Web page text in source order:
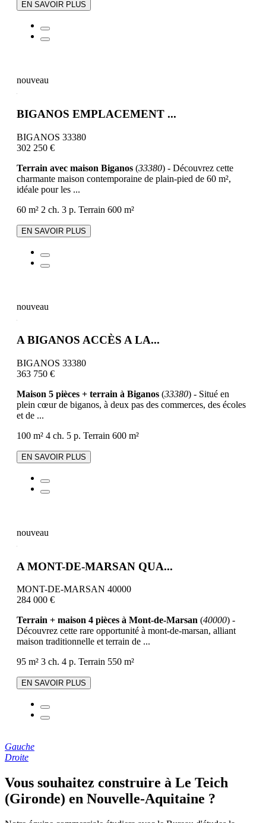
EN SAVOIR PLUS
nouveau
BIGANOS EMPLACEMENT ...
BIGANOS 33380
302 250 €
Terrain avec maison Biganos (33380) - Découvrez cette
charmante maison contemporaine de plain-pied de 60 m²,
idéale pour les ...
60 m² 2 ch. 3 p. Terrain 600 m²
EN SAVOIR PLUS
nouveau
A BIGANOS ACCÈS A LA...
BIGANOS 33380
363 750 €
Maison 5 pièces + terrain à Biganos (33380) - Situé en
plein cœur de biganos, à deux pas des commerces, des écoles
et de ...
100 m² 4 ch. 5 p. Terrain 600 m²
EN SAVOIR PLUS
nouveau
A MONT-DE-MARSAN QUA...
MONT-DE-MARSAN 40000
284 000 €
Terrain + maison 4 pièces à Mont-de-Marsan (40000) -
Découvrez cette rare opportunité à mont-de-marsan, alliant
maison traditionnelle et terrain de ...
95 m² 3 ch. 4 p. Terrain 550 m²
EN SAVOIR PLUS
Gauche
Droite
Vous souhaitez construire à Le Teich
(Gironde) en Nouvelle-Aquitaine ?